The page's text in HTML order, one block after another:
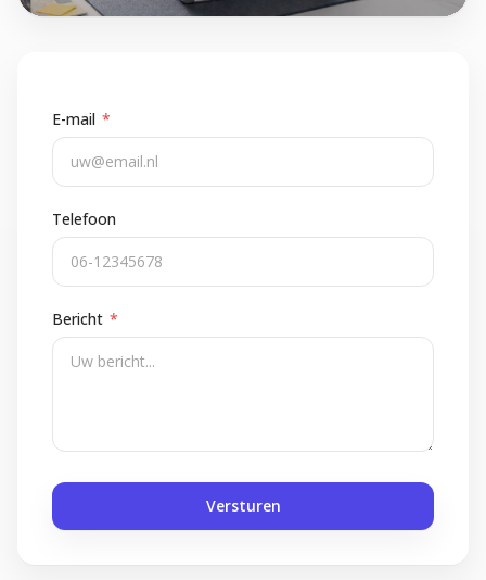
E-mail *
Telefoon
Bericht *
Versturen